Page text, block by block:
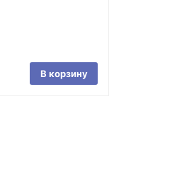
В корзину